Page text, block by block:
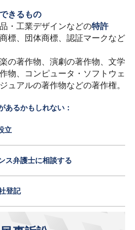
きるもの
・工業デザインなどの特許
標、団体商標、認証マークなど
の著作物、演劇の著作物、文学
物、コンピュータ・ソフトウェ
ュアルの著作物などの著作権。
あるかもしれない：
立
ス弁護士に相談する
登記